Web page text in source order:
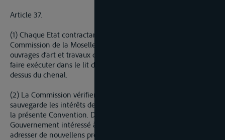
Article 37.
(1) Chaque Etat contractant fera parvenir, en temps voulu, à la
Commission de la Moselle une description générale des
ouvrages d’art et travaux qu’il envisagera d’exécuter ou de
faire exécuter dans le lit de la Moselle, sur ses berges ou au
dessus du chenal.
(2) La Commission vérifiera si l’exécution des travaux prévus
sauvegarde les intérêts de la navigation tels qu’ils résultent de
la présente Convention. Dans la négative, elle devra inviter le
Gouvernement intéressé à faire modifier les plans et à lui
adresser de nouvellens propositions.